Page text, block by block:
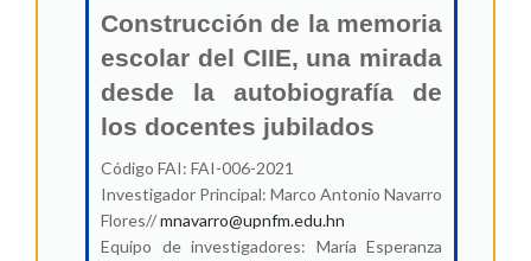
Construcción de la memoria
escolar del CIIE, una mirada
desde la autobiografía de
los docentes jubilados
Código FAI: FAI-006-2021
Investigador Principal: Marco Antonio Navarro
Flores//mnavarro@upnfm.edu.hn
Equipo de investigadores: María Esperanza